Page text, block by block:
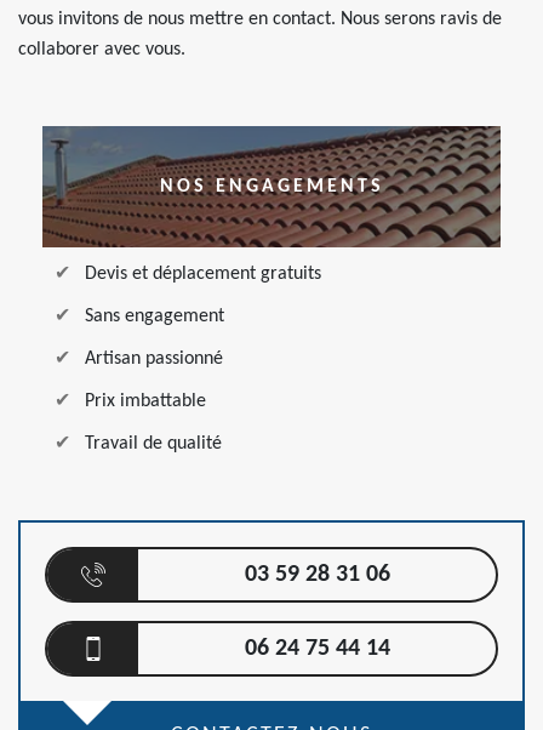
vous invitons de nous mettre en contact. Nous serons ravis de
collaborer avec vous.
NOS ENGAGEMENTS
Devis et déplacement gratuits
Sans engagement
Artisan passionné
Prix imbattable
Travail de qualité
03 59 28 31 06
06 24 75 44 14